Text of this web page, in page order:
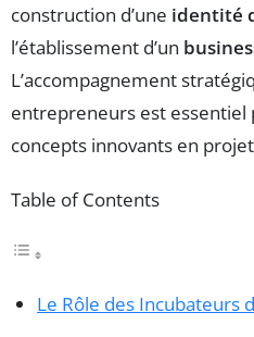
construction d’une identité
l’établissement d’un
L’accompagnement
entrepreneurs est
concepts innovants en
Table of Contents
Le Rôle des Incubateurs